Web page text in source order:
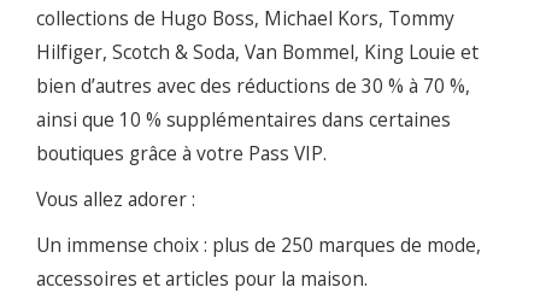
collections de Hugo Boss, Michael Kors, Tommy
Hilfiger, Scotch & Soda, Van Bommel, King Louie et
bien d’autres avec des réductions de 30 % à 70 %,
ainsi que 10 % supplémentaires dans certaines
boutiques grâce à votre Pass VIP.
Vous allez adorer :
Un immense choix : plus de 250 marques de mode,
accessoires et articles pour la maison.